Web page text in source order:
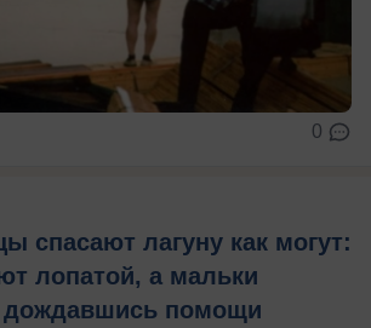
0
спасают лагуну как могут:
лопатой, а мальки
дождавшись помощи